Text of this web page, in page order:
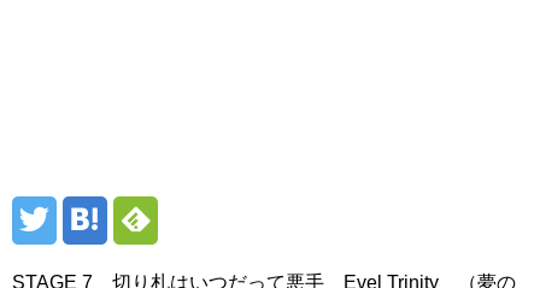
STAGE 7 切り札はいつだって悪手 Evel Trinity （夢の